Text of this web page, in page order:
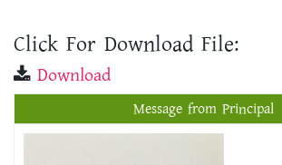
Click For Download File:
Download
Message from Principal